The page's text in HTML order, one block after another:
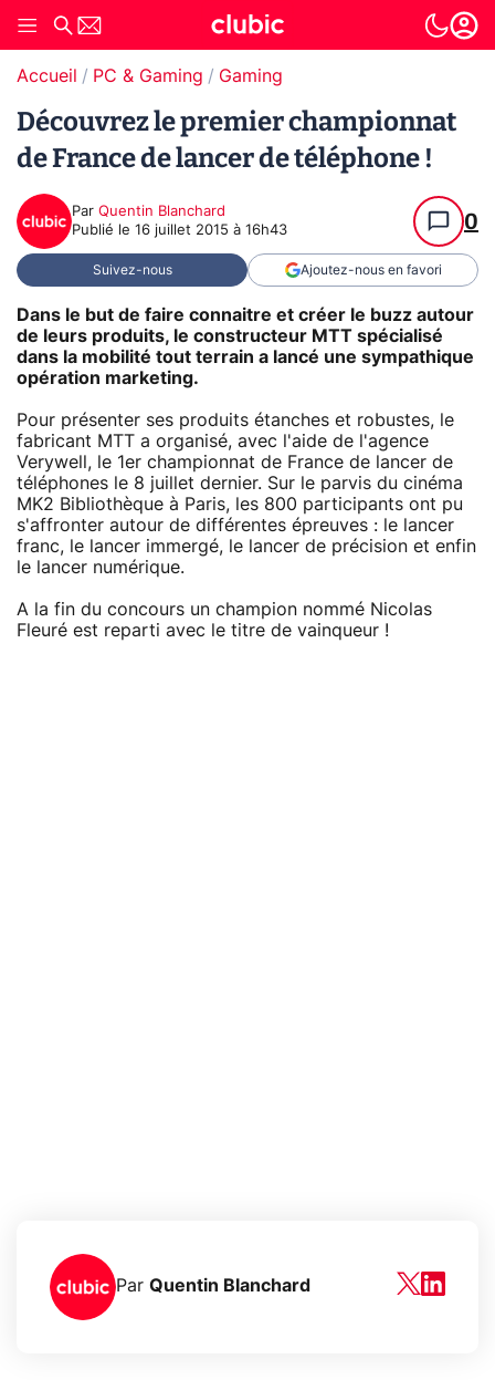
Accueil PC & Gaming Gaming
Découvrez le premier championnat
de France de lancer de téléphone !
Par Quentin Blanchard
Publié le 16 juillet 2015 à 16h43 0
Suivez-nous Ajoutez-nous en favori
Dans le but de faire connaitre et créer le buzz autour
de leurs produits, le constructeur MTT spécialisé
dans la mobilité tout terrain a lancé une sympathique
opération marketing.
Pour présenter ses produits étanches et robustes, le
fabricant MTT a organisé, avec l'aide de l'agence
Verywell, le 1er championnat de France de lancer de
téléphones le 8 juillet dernier. Sur le parvis du cinéma
MK2 Bibliothèque à Paris, les 800 participants ont pu
s'affronter autour de différentes épreuves : le lancer
franc, le lancer immergé, le lancer de précision et enfin
le lancer numérique.
A la fin du concours un champion nommé Nicolas
Fleuré est reparti avec le titre de vainqueur !
Par Quentin Blanchard